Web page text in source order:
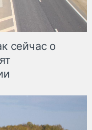
сейчас о